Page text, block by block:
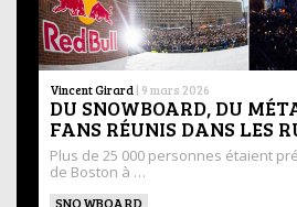
Vincent Girard | 9 mars 2026
DU SNOWBOARD, DU
FANS RÉUNIS DANS LES
Plus de 25 000 personnes étaient
de Boston à …
SNOWBOARD